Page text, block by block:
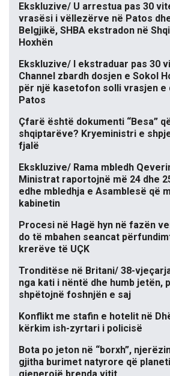
Ekskluzive/ U arrestua pas 30
vrasësi i vëllezërve në Patos
Belgjikë, SHBA ekstradon në
Hoxhën
Ekskluzive/ I ekstraduar pas 30
Channel zbardh dosjen e Sokol
për një kasetofon solli vrasjen e
Patos
Çfarë është dokumenti “Besa”
shqiptarëve? Kryeministri e
fjalë
Ekskluzive/ Rama mbledh
Ministrat raportojnë më 24 dhe
edhe mbledhja e Asamblesë që
kabinetin
Procesi në Hagë hyn në fazën
do të mbahen seancat
krerëve të UÇK
Tronditëse në Britani/ 38-
nga kati i nëntë dhe humb jetën,
shpëtojnë foshnjën e saj
Konflikt me stafin e hotelit në
kërkim ish-zyrtari i policisë
Bota po jeton në “borxh”,
gjitha burimet natyrore që